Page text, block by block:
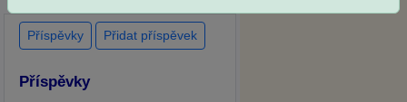
Příspěvky Přidat příspěvek
Příspěvky